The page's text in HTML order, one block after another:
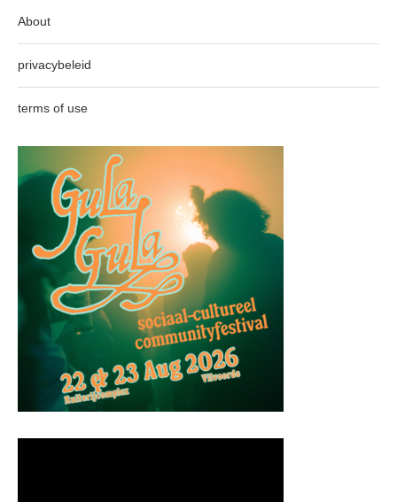
About
privacybeleid
terms of use